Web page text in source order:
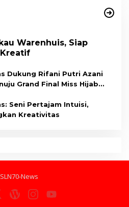
Warenhuis, Siap
Dukung Rifani Putri Azani
Grand Final Miss Hijab
Seni Pertajam Intuisi,
Kreativitas